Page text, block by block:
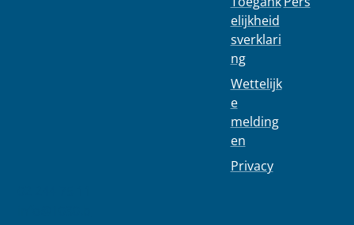
elijkheid
sverklari
ng
Wettelijk
e
melding
en
Privacy